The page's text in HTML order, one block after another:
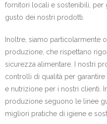
fornitori locali e sostenibili, per
gusto dei nostri prodotti.
Inoltre, siamo particolarmente
produzione, che rispettano
sicurezza alimentare. I nostri
controlli di qualità per
e nutrizione per i nostri clienti.
produzione seguono le linee
migliori pratiche di igiene e